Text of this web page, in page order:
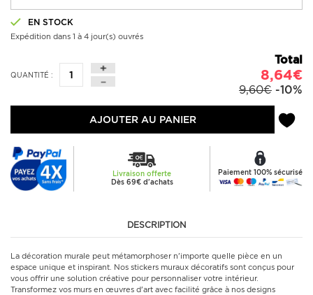
EN STOCK
Expédition dans 1 à 4 jour(s) ouvrés
QUANTITÉ :
Total
8,64€
9,60€ -10%
AJOUTER AU PANIER
Livraison offerte
Dès 69€ d'achats
Paiement 100% sécurisé
DESCRIPTION
La décoration murale peut métamorphoser n'importe quelle pièce en un
espace unique et inspirant. Nos stickers muraux décoratifs sont conçus pour
vous offrir une solution créative pour personnaliser votre intérieur.
Transformez vos murs en œuvres d'art avec facilité grâce à nos designs